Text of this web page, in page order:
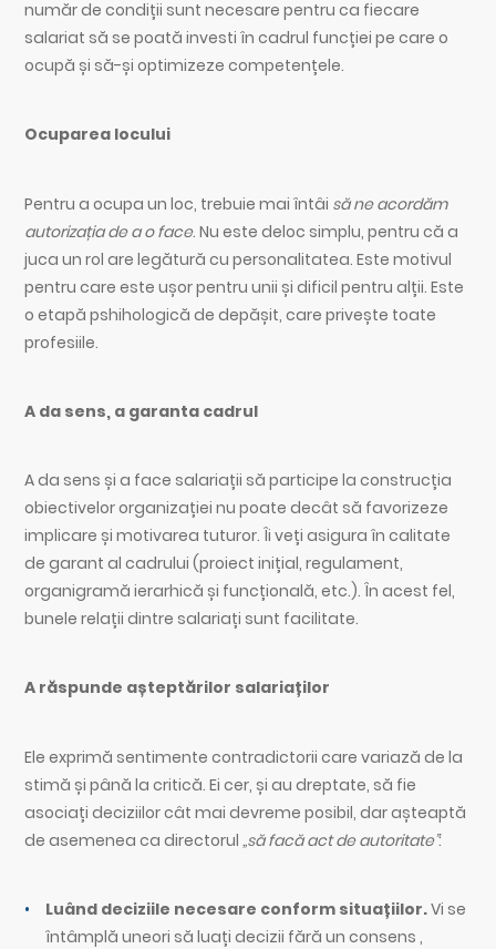
număr de condiții sunt necesare pentru ca fiecare
salariat să se poată investi în cadrul funcției pe care o
ocupă și să-și optimizeze competențele.
Ocuparea locului
Pentru a ocupa un loc, trebuie mai întâi să ne acordăm
autorizația de a o face. Nu este deloc simplu, pentru că a
juca un rol are legătură cu personalitatea. Este motivul
pentru care este ușor pentru unii și dificil pentru alții. Este
o etapă pshihologică de depășit, care privește toate
profesiile.
A da sens, a garanta cadrul
A da sens și a face salariații să participe la construcția
obiectivelor organizației nu poate decât să favorizeze
implicare și motivarea tuturor. Îi veți asigura în calitate
de garant al cadrului (proiect inițial, regulament,
organigramă ierarhică și funcțională, etc.). În acest fel,
bunele relații dintre salariați sunt facilitate.
A răspunde așteptărilor salariaților
Ele exprimă sentimente contradictorii care variază de la
stimă și până la critică. Ei cer, și au dreptate, să fie
asociați deciziilor cât mai devreme posibil, dar așteaptă
de asemenea ca directorul„să facă act de autoritate”:
Luând deciziile necesare conform situațiilor.Vi se
întâmplă uneori să luați decizii fără un consens ,